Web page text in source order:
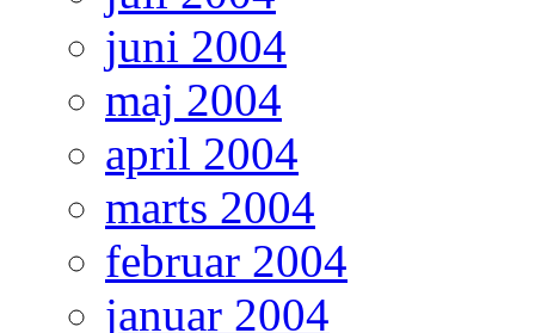
juni 2004
maj 2004
april 2004
marts 2004
februar 2004
januar 2004